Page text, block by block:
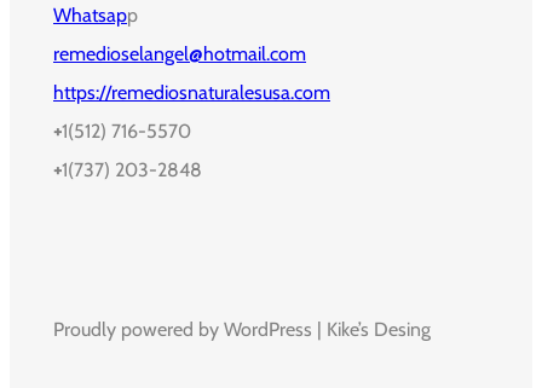
Whatsapp
remedioselangel@hotmail.com
https://remediosnaturalesusa.com
+1(512) 716-5570
+1(737) 203-2848
Proudly powered by WordPress | Kike’s Desing